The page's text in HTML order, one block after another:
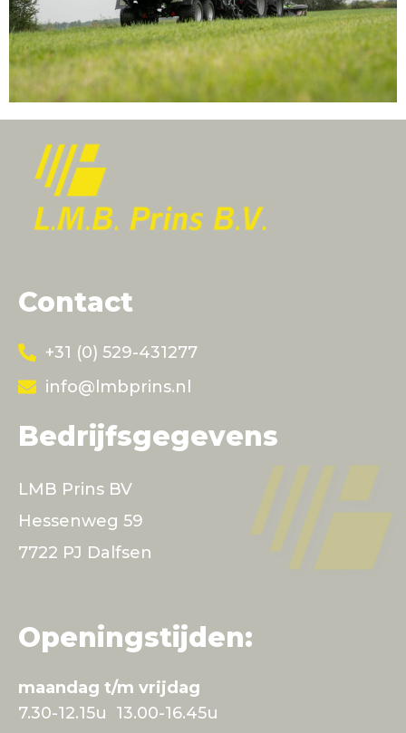
Contact
+31 (0) 529-431277
info@lmbprins.nl
Bedrijfsgegevens
LMB Prins BV
Hessenweg 59
7722 PJ Dalfsen
Openingstijden:
maandag t/m vrijdag
7.30-12.15u 13.00-16.45u